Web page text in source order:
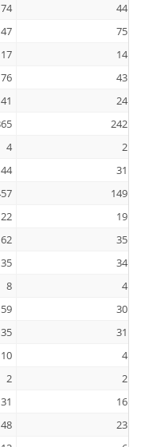
74
44
75
17
14
76
43
41
24
242
4
2
44
31
149
22
19
62
35
35
34
8
4
59
30
35
31
10
4
2
2
31
16
48
23